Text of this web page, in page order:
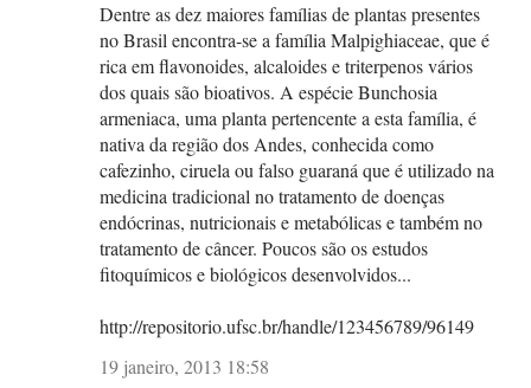
Dentre as dez maiores famílias de plantas presentes
no Brasil encontra-se a família Malpighiaceae, que é
rica em flavonoides, alcaloides e triterpenos vários
dos quais são bioativos. A espécie Bunchosia
armeniaca, uma planta pertencente a esta família, é
nativa da região dos Andes, conhecida como
cafezinho, ciruela ou falso guaraná que é utilizado na
medicina tradicional no tratamento de doenças
endócrinas, nutricionais e metabólicas e também no
tratamento de câncer. Poucos são os estudos
fitoquímicos e biológicos desenvolvidos...
http://repositorio.ufsc.br/handle/123456789/96149
19 janeiro, 2013 18:58